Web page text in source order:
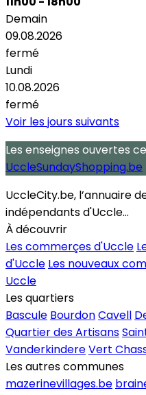
Demain
09.08.2026
fermé
Lundi
10.08.2026
fermé
Voir les jours suivants
Les enseignes ouvertes
UccleSundayShopping.be
UccleCity.be, l’annuaire
indépendants d'Uccle...
À découvrir
Les commerçes d'Uccle
d'Uccle Les nouveaux
Uccle
Les quartiers
Bascule BourdonCavell
Quartier des Artisans
VanderkindereVert
Les autres communes
mazerinevillages.be